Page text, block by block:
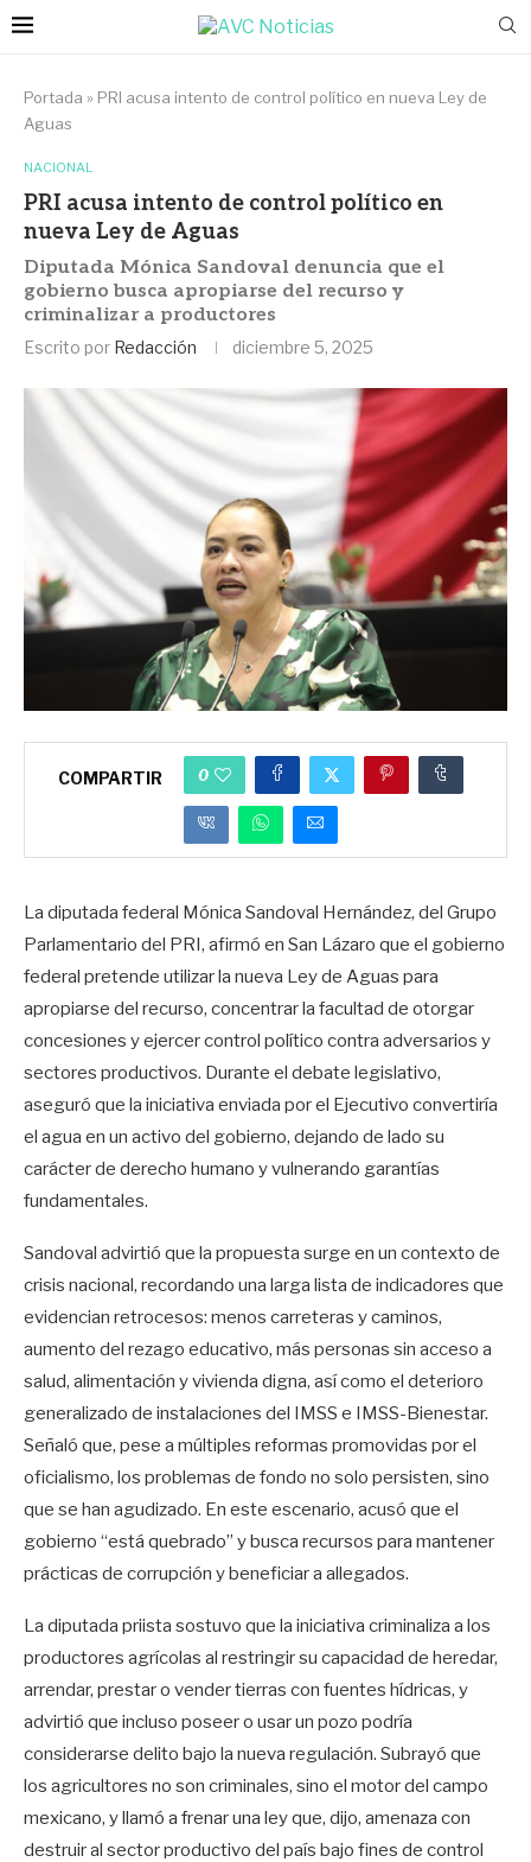
Portada » PRI acusa intento de control político en nueva Ley de
Aguas
NACIONAL
PRI acusa intento de control político en
nueva Ley de Aguas
Diputada Mónica Sandoval denuncia que el
gobierno busca apropiarse del recurso y
criminalizar a productores
Escrito por Redacción diciembre 5, 2025
COMPARTIR 0
La diputada federal Mónica Sandoval Hernández, del Grupo
Parlamentario del PRI, afirmó en San Lázaro que el gobierno
federal pretende utilizar la nueva Ley de Aguas para
apropiarse del recurso, concentrar la facultad de otorgar
concesiones y ejercer control político contra adversarios y
sectores productivos. Durante el debate legislativo,
aseguró que la iniciativa enviada por el Ejecutivo convertiría
el agua en un activo del gobierno, dejando de lado su
carácter de derecho humano y vulnerando garantías
fundamentales.
Sandoval advirtió que la propuesta surge en un contexto de
crisis nacional, recordando una larga lista de indicadores que
evidencian retrocesos: menos carreteras y caminos,
aumento del rezago educativo, más personas sin acceso a
salud, alimentación y vivienda digna, así como el deterioro
generalizado de instalaciones del IMSS e IMSS-Bienestar.
Señaló que, pese a múltiples reformas promovidas por el
oficialismo, los problemas de fondo no solo persisten, sino
que se han agudizado. En este escenario, acusó que el
gobierno “está quebrado” y busca recursos para mantener
prácticas de corrupción y beneficiar a allegados.
La diputada priista sostuvo que la iniciativa criminaliza a los
productores agrícolas al restringir su capacidad de heredar,
arrendar, prestar o vender tierras con fuentes hídricas, y
advirtió que incluso poseer o usar un pozo podría
considerarse delito bajo la nueva regulación. Subrayó que
los agricultores no son criminales, sino el motor del campo
mexicano, y llamó a frenar una ley que, dijo, amenaza con
destruir al sector productivo del país bajo fines de control